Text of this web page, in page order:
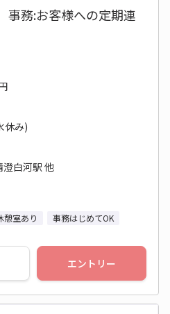
事務:お客様への定期連
休み)
白河駅 他
憩室あり 事務はじめてOK
エントリー